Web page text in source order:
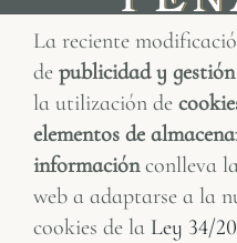
La reciente
de publicidad y
la utilización de
elementos de
informaciónconlleva
web a adaptarse a la
cookies de la Ley 34/